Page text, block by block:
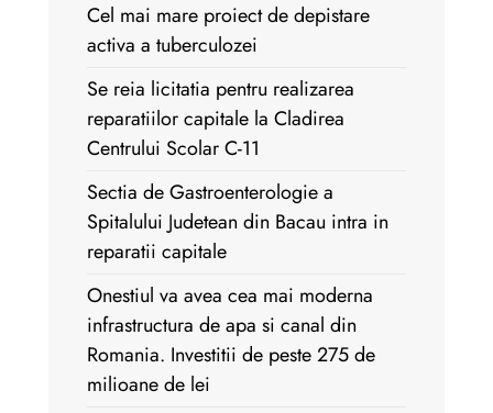
Cel mai mare proiect de depistare
activa a tuberculozei
Se reia licitatia pentru realizarea
reparatiilor capitale la Cladirea
Centrului Scolar C-11
Sectia de Gastroenterologie a
Spitalului Judetean din Bacau intra in
reparatii capitale
Onestiul va avea cea mai moderna
infrastructura de apa si canal din
Romania. Investitii de peste 275 de
milioane de lei